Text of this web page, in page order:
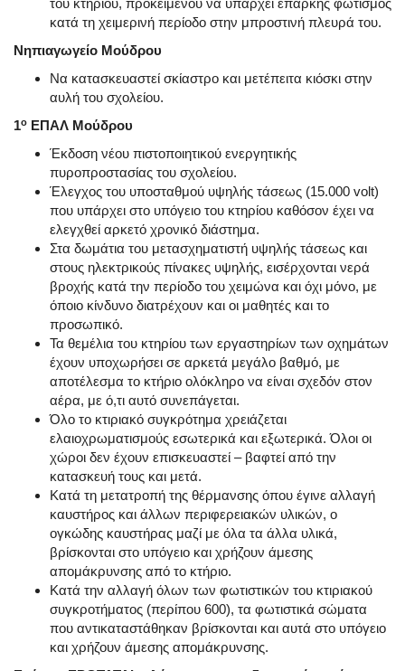
του κτηρίου, προκειμένου να υπάρχει επαρκής φωτισμός
κατά τη χειμερινή περίοδο στην μπροστινή πλευρά του.
Νηπιαγωγείο Μούδρου
Να κατασκευαστεί σκίαστρο και μετέπειτα κιόσκι στην
αυλή του σχολείου.
1ο ΕΠΑΛ Μούδρου
Έκδοση νέου πιστοποιητικού ενεργητικής
πυροπροστασίας του σχολείου.
Έλεγχος του υποσταθμού υψηλής τάσεως (15.000 volt)
που υπάρχει στο υπόγειο του κτηρίου καθόσον έχει να
ελεγχθεί αρκετό χρονικό διάστημα.
Στα δωμάτια του μετασχηματιστή υψηλής τάσεως και
στους ηλεκτρικούς πίνακες υψηλής, εισέρχονται νερά
βροχής κατά την περίοδο του χειμώνα και όχι μόνο, με
όποιο κίνδυνο διατρέχουν και οι μαθητές και το
προσωπικό.
Τα θεμέλια του κτηρίου των εργαστηρίων των οχημάτων
έχουν υποχωρήσει σε αρκετά μεγάλο βαθμό, με
αποτέλεσμα το κτήριο ολόκληρο να είναι σχεδόν στον
αέρα, με ό,τι αυτό συνεπάγεται.
Όλο το κτιριακό συγκρότημα χρειάζεται
ελαιοχρωματισμούς εσωτερικά και εξωτερικά. Όλοι οι
χώροι δεν έχουν επισκευαστεί – βαφτεί από την
κατασκευή τους και μετά.
Κατά τη μετατροπή της θέρμανσης όπου έγινε αλλαγή
καυστήρος και άλλων περιφερειακών υλικών, ο
ογκώδης καυστήρας μαζί με όλα τα άλλα υλικά,
βρίσκονται στο υπόγειο και χρήζουν άμεσης
απομάκρυνσης από το κτήριο.
Κατά την αλλαγή όλων των φωτιστικών του κτιριακού
συγκροτήματος (περίπου 600), τα φωτιστικά σώματα
που αντικαταστάθηκαν βρίσκονται και αυτά στο υπόγειο
και χρήζουν άμεσης απομάκρυνσης.